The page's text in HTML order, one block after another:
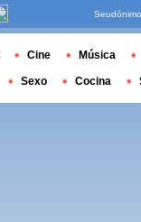
Seudónimo
Cine Música
Sexo Cocina